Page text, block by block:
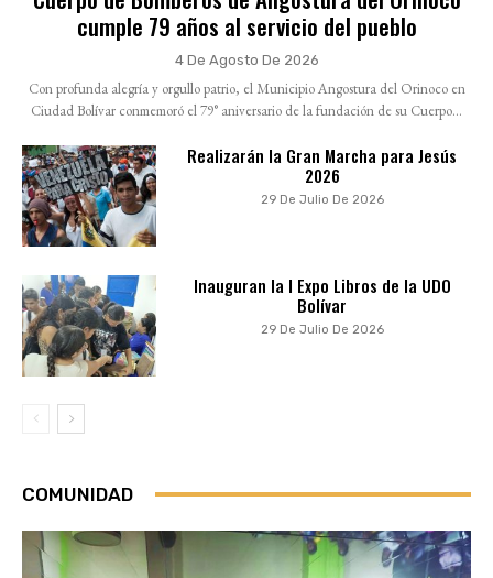
cumple 79 años al servicio del pueblo
4 De Agosto De 2026
Con profunda alegría y orgullo patrio, el Municipio Angostura del Orinoco en
Ciudad Bolívar conmemoró el 79° aniversario de la fundación de su Cuerpo...
Realizarán la Gran Marcha para Jesús
2026
29 De Julio De 2026
Inauguran la I Expo Libros de la UDO
Bolívar
29 De Julio De 2026
COMUNIDAD